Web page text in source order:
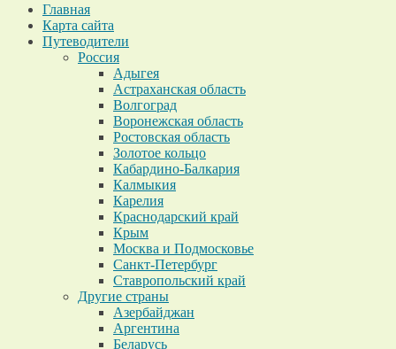
Главная
Карта сайта
Путеводители
Россия
Адыгея
Астраханская область
Волгоград
Воронежская область
Ростовская область
Золотое кольцо
Кабардино-Балкария
Калмыкия
Карелия
Краснодарский край
Крым
Москва и Подмосковье
Санкт-Петербург
Ставропольский край
Другие страны
Азербайджан
Аргентина
Беларусь